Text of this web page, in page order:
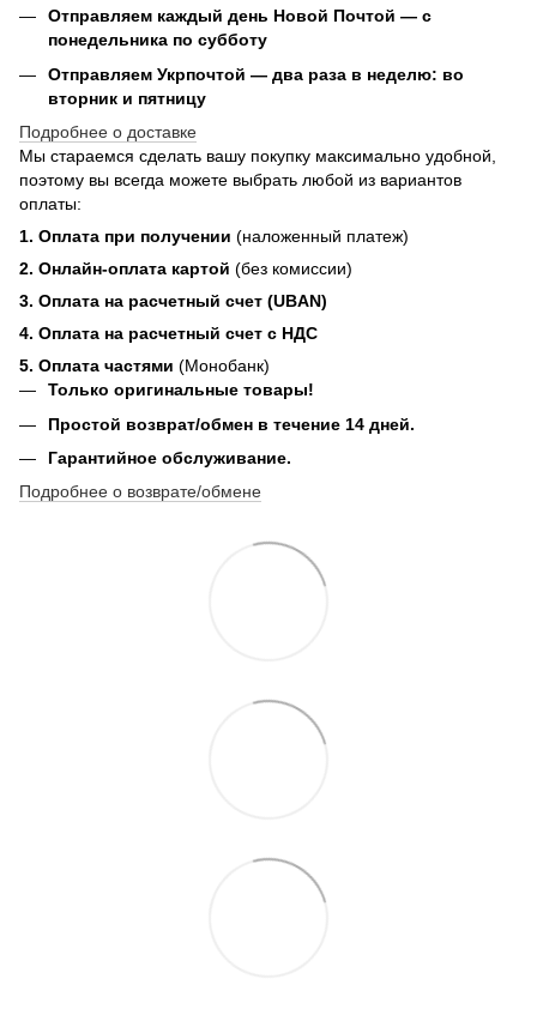
Отправляем каждый день Новой Почтой — с
понедельника по субботу
Отправляем Укрпочтой — два раза в неделю: во
вторник и пятницу
Подробнее о доставке
Мы стараемся сделать вашу покупку максимально удобной,
поэтому вы всегда можете выбрать любой из вариантов
оплаты:
1. Оплата при получении (наложенный платеж)
2. Онлайн-оплата картой (без комиссии)
3. Оплата на расчетный счет (UBAN)
4. Оплата на расчетный счет с НДС
5. Оплата частями (Монобанк)
Только оригинальные товары!
Простой возврат/обмен в течение 14 дней.
Гарантийное обслуживание.
Подробнее о возврате/обмене